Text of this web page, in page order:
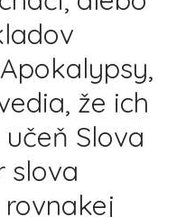
že ich
Slova
slova